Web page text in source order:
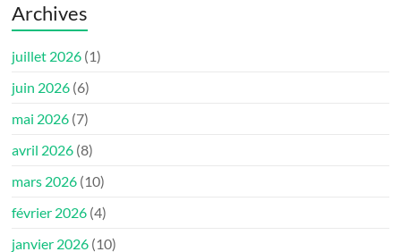
Archives
juillet 2026 (1)
juin 2026 (6)
mai 2026 (7)
avril 2026 (8)
mars 2026 (10)
février 2026 (4)
janvier 2026 (10)